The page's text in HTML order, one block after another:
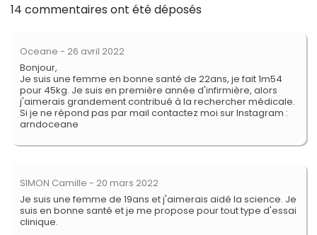
14 commentaires ont été déposés
Oceane - 26 avril 2022
Bonjour,
Je suis une femme en bonne santé de 22ans, je fait 1m54
pour 45kg. Je suis en première année d'infirmière, alors
j'aimerais grandement contribué à la rechercher médicale.
Si je ne répond pas par mail contactez moi sur Instagram :
arndoceane
SIMON Camille - 20 mars 2022
Je suis une femme de 19ans et j'aimerais aidé la science. Je
suis en bonne santé et je me propose pour tout type d'essai
clinique.